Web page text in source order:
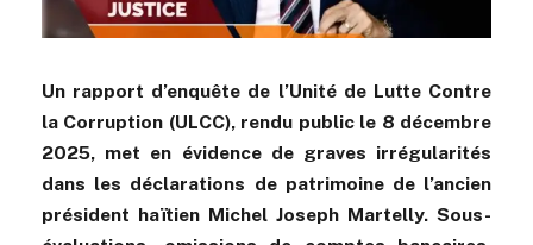
Un rapport d’enquête de l’Unité de Lutte Contre
la Corruption (ULCC), rendu public le 8 décembre
2025, met en évidence de graves irrégularités
dans les déclarations de patrimoine de l’ancien
président haïtien Michel Joseph Martelly. Sous-